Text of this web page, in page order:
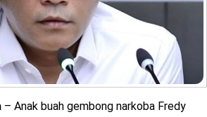
– Anak buah gembong narkoba Fredy